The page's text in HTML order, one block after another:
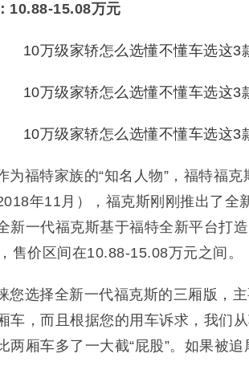
10.88-15.08万元
为福特家族的“知名人物”，福特福
年11月），福克斯刚刚推出了全
新一代福克斯基于福特全新平台打
售价区间在10.88-15.08万元之间。
您选择全新一代福克斯的三厢版，
车， 而且根据您的用车诉求，我们
两厢车多了一大截“屁股”。如果被